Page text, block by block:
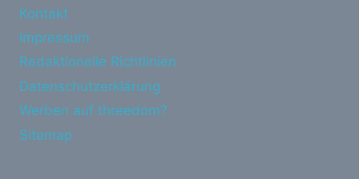
Kontakt
Impressum
Redaktionelle Richtlinien
Datenschutzerklärung
Werben auf threedom?
Sitemap